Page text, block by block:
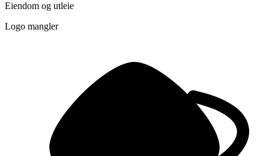
Eiendom og utleie
Logo mangler